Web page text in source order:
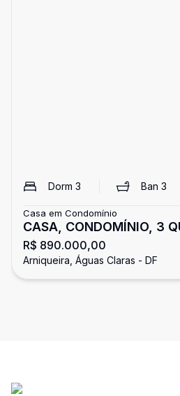
Dorm 3 Ban3
Casa em Condomínio
CASA, CONDOMÍNIO, 3
SUÍTTES, NÃO FINANCIA,
ACEIITTAA FGTS,
R$ 890.000,00
Arniqueira, Águas Claras - DF